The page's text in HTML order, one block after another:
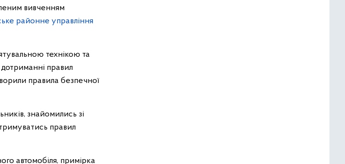
вивченням
районне управління
технікою та
правил
правила безпечної
знайомились зі
правил
автомобіля, примірка